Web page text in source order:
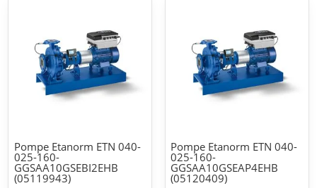
Pompe Etanorm ETN 040-
025-160-
GGSAA10GSEBI2EHB
(05119943)
Pompe Etanorm ETN 040-
025-160-
GGSAA10GSEAP4EHB
(05120409)